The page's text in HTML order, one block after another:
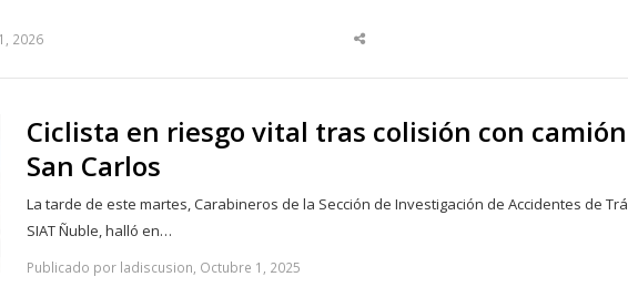
2026
Share
Ciclista en riesgo vital tras colisión con
San Carlos
La tarde de este martes, Carabineros de la Sección de Investigación de Accidentes de
SIAT Ñuble, halló en…
Publicado por ladiscusion, Octubre 1, 2025